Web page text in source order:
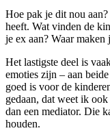
Hoe pak je dit nou
heeft. Wat vinden de
je ex aan? Waar
Het lastigste deel is
emoties zijn – aan
goed is voor de
gedaan, dat weet ik
dan een mediator. Die
houden.